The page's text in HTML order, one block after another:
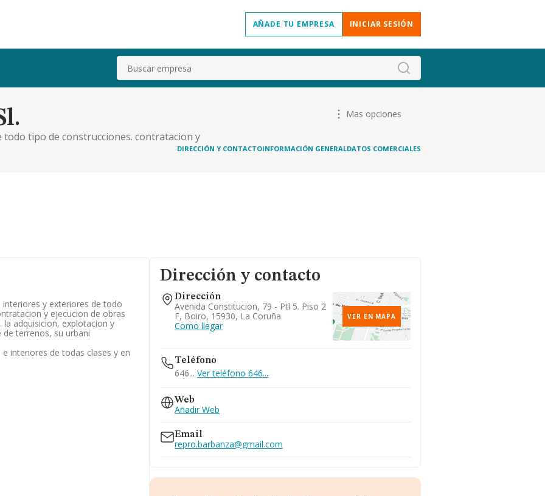
AÑADE TU EMPRESA INICIAR SESIÓN
Buscar
tipo de construcciones. contratacion y
explotacion y enajenacion de toda clase
Mas opciones
DIRECCIÓN Y CONTACTOINFORMACIÓN GENERALDATOS COMERCIALES
y exteriores de todo
y ejecucion de obras
adquisicion, explotacion y
terrenos, su urbani
interiores de todas clases y en
Dirección y contacto
Dirección
Avenida Constitucion, 79 - Ptl 5. Piso 2
F, Boiro, 15930, La Coruña
Como llegar
VER EN MAPA
Teléfono
646...Ver teléfono 646...
Web
Añadir Web
Email
repro.barbanza@gmail.com